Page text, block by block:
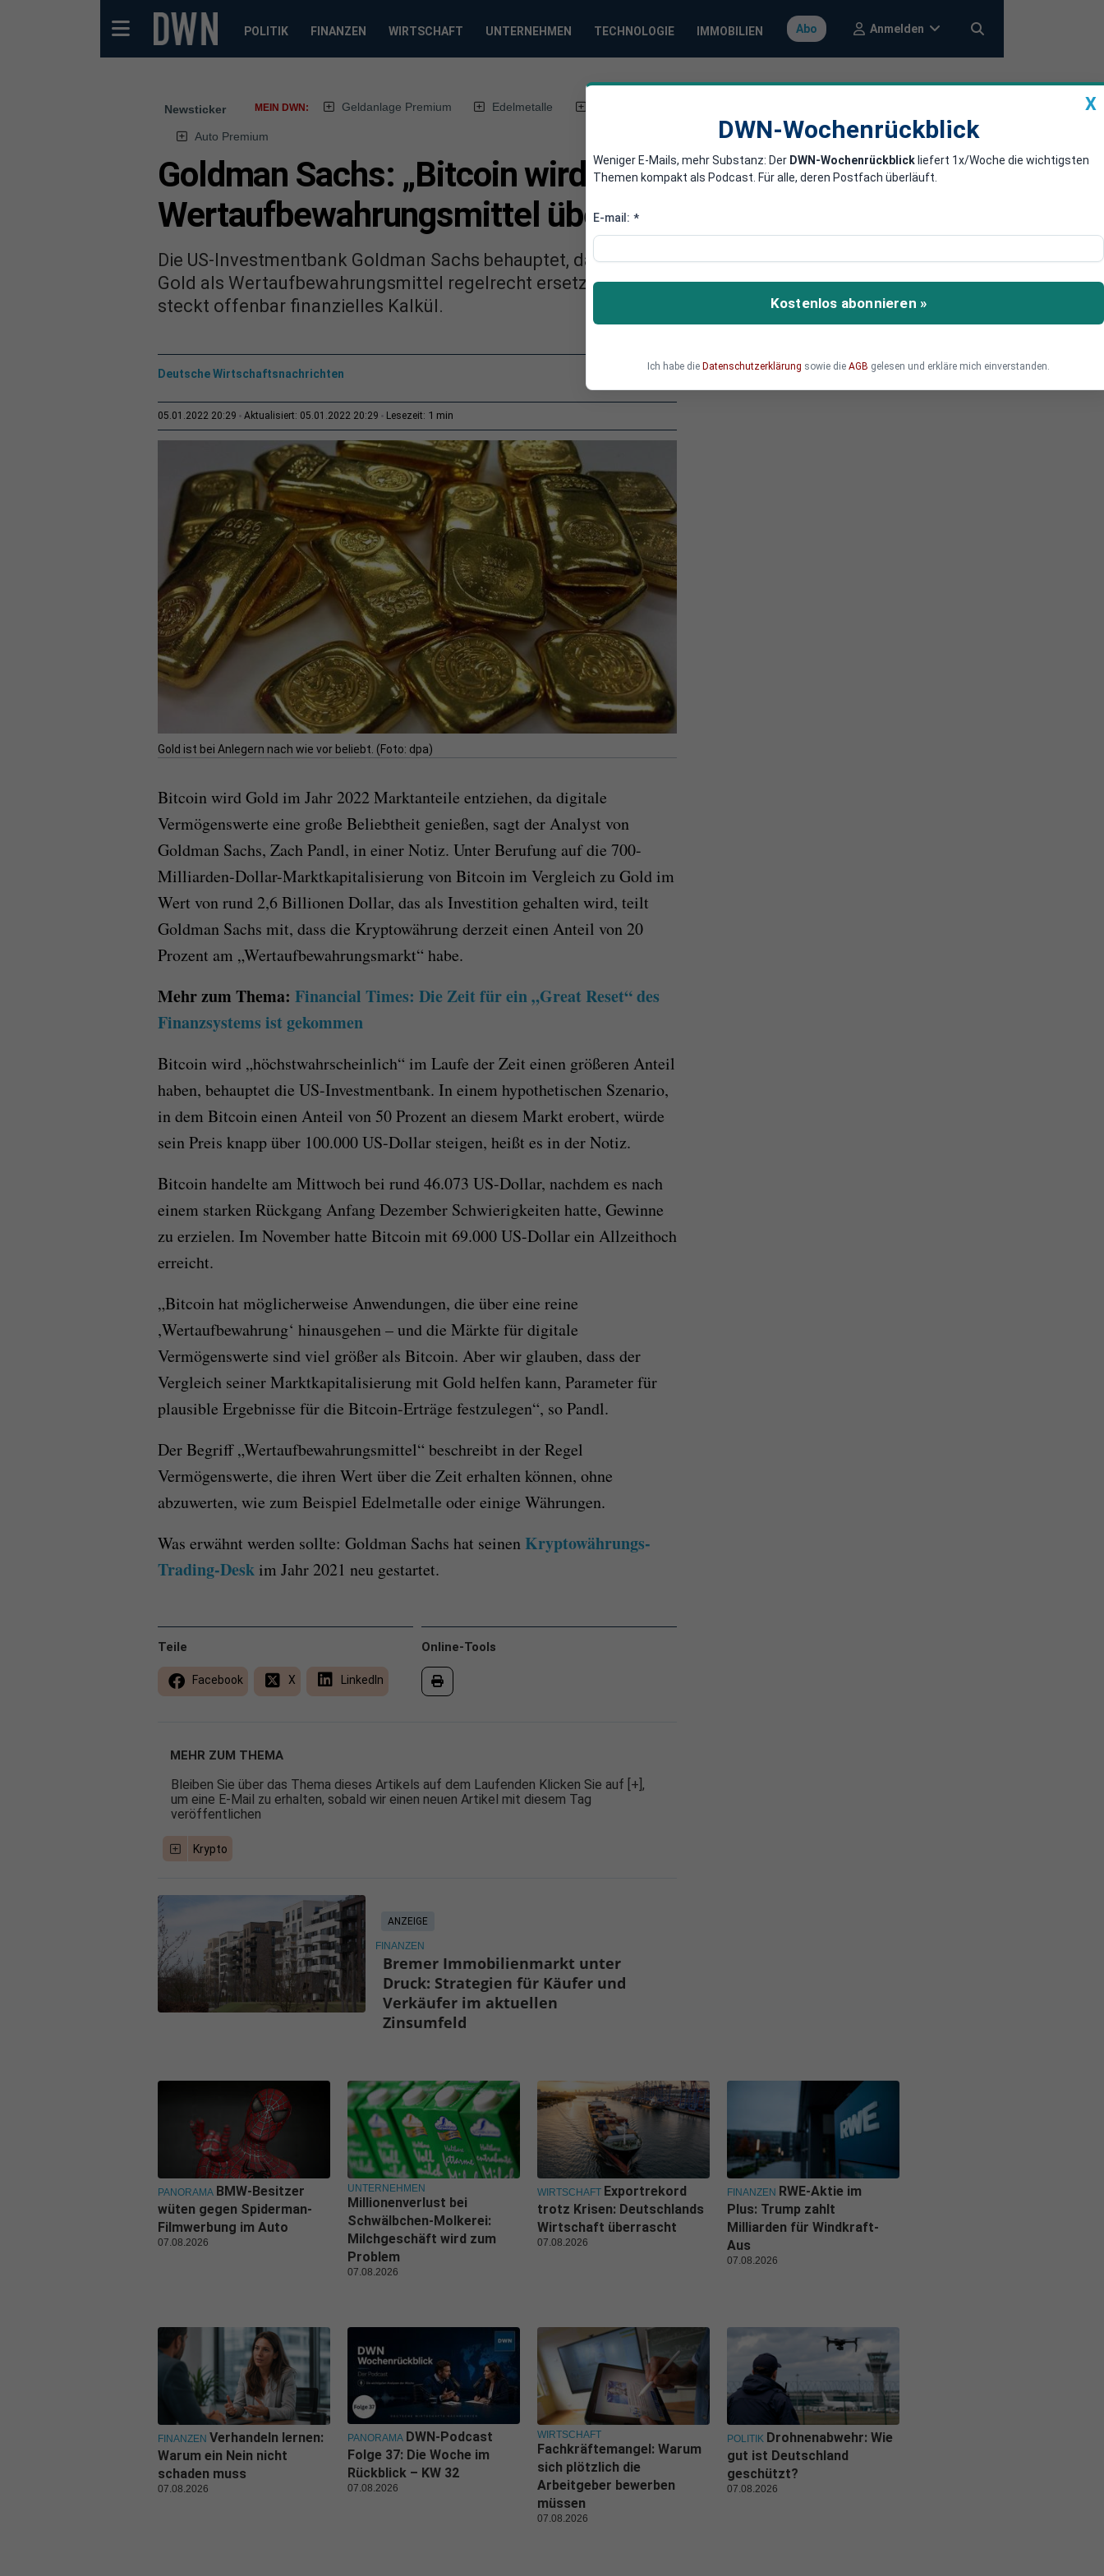
POLITIK FINANZEN WIRTSCHAFT UNTERNEHMEN TECHNOLOGIE IMMOBILIEN Abo Anmelden
Newsticker MEIN DWN: Geldanlage Premium Edelmetalle
Auto Premium
Goldman Sachs: „Bitcoin wird Gold als
Wertaufbewahrungsmittel übertrumpfen“
Die US-Investmentbank Goldman Sachs behauptet, dass Bitcoin und andere Kryptowährungen
Gold als Wertaufbewahrungsmittel regelrecht ersetzen werden. Doch hinter dieser Aussage
steckt offenbar finanzielles Kalkül.
Deutsche Wirtschaftsnachrichten
05.01.2022 20:29 Aktualisiert: 05.01.2022 20:29 Lesezeit: 1 min
Gold ist bei Anlegern nach wie vor beliebt. (Foto: dpa)
Bitcoin wird Gold im Jahr 2022 Marktanteile entziehen, da digitale
Vermögenswerte eine große Beliebtheit genießen, sagt der Analyst von
Goldman Sachs, Zach Pandl, in einer Notiz. Unter Berufung auf die 700-
Milliarden-Dollar-Marktkapitalisierung von Bitcoin im Vergleich zu Gold im
Wert von rund 2,6 Billionen Dollar, das als Investition gehalten wird, teilt
Goldman Sachs mit, dass die Kryptowährung derzeit einen Anteil von 20
Prozent am „Wertaufbewahrungsmarkt“ habe.
Mehr zum Thema: Financial Times: Die Zeit für ein „Great Reset“ des
Finanzsystems ist gekommen
Bitcoin wird „höchstwahrscheinlich“ im Laufe der Zeit einen größeren Anteil
haben, behauptet die US-Investmentbank. In einem hypothetischen Szenario,
in dem Bitcoin einen Anteil von 50 Prozent an diesem Markt erobert, würde
sein Preis knapp über 100.000 US-Dollar steigen, heißt es in der Notiz.
Bitcoin handelte am Mittwoch bei rund 46.073 US-Dollar, nachdem es nach
einem starken Rückgang Anfang Dezember Schwierigkeiten hatte, Gewinne
zu erzielen. Im November hatte Bitcoin mit 69.000 US-Dollar ein Allzeithoch
erreicht.
„Bitcoin hat möglicherweise Anwendungen, die über eine reine
,Wertaufbewahrung‘ hinausgehen – und die Märkte für digitale
Vermögenswerte sind viel größer als Bitcoin. Aber wir glauben, dass der
Vergleich seiner Marktkapitalisierung mit Gold helfen kann, Parameter für
plausible Ergebnisse für die Bitcoin-Erträge festzulegen“, so Pandl.
Der Begriff „Wertaufbewahrungsmittel“ beschreibt in der Regel
Vermögenswerte, die ihren Wert über die Zeit erhalten können, ohne
abzuwerten, wie zum Beispiel Edelmetalle oder einige Währungen.
Was erwähnt werden sollte: Goldman Sachs hat seinen Kryptowährungs-
Trading-Deskim Jahr 2021 neu gestartet.
Online-Tools
Teile
Facebook X LinkedIn
MEHR ZUM THEMA
Bleiben Sie über das Thema dieses Artikels auf dem Laufenden Klicken Sie auf [+],
um eine E-Mail zu erhalten, sobald wir einen neuen Artikel mit diesem Tag
veröffentlichen
Krypto
ANZEIGE
FINANZEN
Bremer Immobilienmarkt unter
Druck: Strategien für Käufer und
Verkäufer im aktuellen
Zinsumfeld
X
DWN-Wochenrückblick
Weniger E-Mails, mehr Substanz: Der DWN-Wochenrückblick liefert 1x/Woche die wichtigsten
Themen kompakt als Podcast. Für alle, deren Postfach überläuft.
E-mail: *
Kostenlos abonnieren »
Ich habe die Datenschutzerklärung sowie die AGB gelesen und erkläre mich einverstanden.
PANORAMA BMW-Besitzer
wüten gegen Spiderman-
Filmwerbung im Auto
07.08.2026
UNTERNEHMEN
Millionenverlust bei
Schwälbchen-Molkerei:
Milchgeschäft wird zum
Problem
07.08.2026
WIRTSCHAFT Exportrekord
trotz Krisen: Deutschlands
Wirtschaft überrascht
07.08.2026
FINANZEN RWE-Aktie im
Plus: Trump zahlt
Milliarden für Windkraft-
Aus
07.08.2026
FINANZEN Verhandeln lernen:
Warum ein Nein nicht
schaden muss
07.08.2026
PANORAMA DWN-Podcast
Folge 37: Die Woche im
Rückblick – KW 32
07.08.2026
WIRTSCHAFT
Fachkräftemangel: Warum
sich plötzlich die
Arbeitgeber bewerben
müssen
07.08.2026
POLITIK Drohnenabwehr: Wie
gut ist Deutschland
geschützt?
07.08.2026